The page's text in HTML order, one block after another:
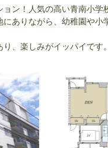
ン！人気の高い青南小学
にありながら、幼稚園や
、楽しみがイッパイです。